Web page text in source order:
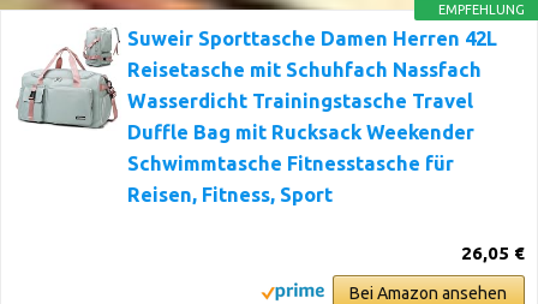
EMPFEHLUNG
Suweir Sporttasche Damen Herren 42L
Reisetasche mit Schuhfach Nassfach
Wasserdicht Trainingstasche Travel
Duffle Bag mit Rucksack Weekender
Schwimmtasche Fitnesstasche für
Reisen, Fitness, Sport
26,05 €
Bei Amazon ansehen